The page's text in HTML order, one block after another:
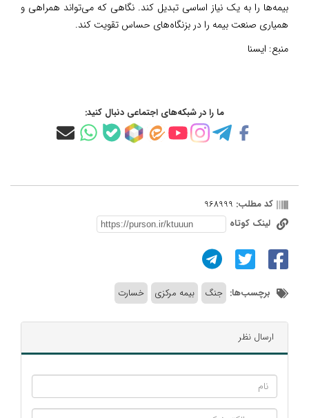
بیمه‌ها را به یک نیاز اساسی تبدیل کند. نگاهی که می‌تواند همراهی و
همیاری صنعت بیمه را در بزنگاه‌های حساس تقویت کند.
منبع: ایسنا
ما را در شبکه‌های اجتماعی دنبال کنید:
کد مطلب: 968999
لینک کوتاه
برچسب‌ها: جنگ بیمه مرکزی خسارت
ارسال نظر